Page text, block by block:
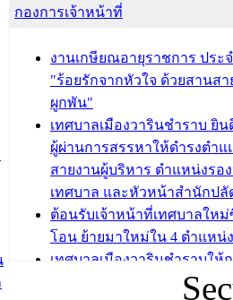
น้ำดื่มแก่ผู้พักอาศัย ณ ศูนย์พัก
กองสวัสดิการสังคม เทศบาลเ
วารินชำราบ จัดโครงการอบร
ระยะสั้น ประจำปี 2568 (หลักสู
ถักทอผลิตภัณฑ์จากถุงพลาส
บทความ อื่นๆ ...
กองการเจ้าหน้าที่
งานเกษียณอายุราชการ ประจ
"ร้อยรักจากหัวใจ ด้วยสานสา
ผูกพัน"
เทศบาลเมืองวารินชำราบ ยิ
ผู้ผ่านการสรรหาให้ดำรงตำแ
สายงานผู้บริหาร ตำแหน่งรอ
เทศบาล และหัวหน้าสำนักปลั
ต้อนรับเจ้าหน้าที่เทศบาลใหม่
โอน ย้ายมาใหม่ใน 4 ตำแหน่ง
เทศบาลเมืองวารินชำราบให้
ต้อนรับพนักงานเทศบาลผู้ผ่า